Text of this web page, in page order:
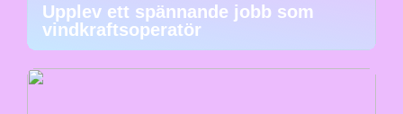
Upplev ett spännande jobb som
vindkraftsoperatör